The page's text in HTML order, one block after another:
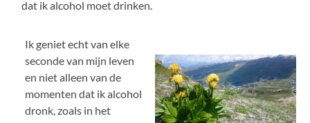
dat ik alcohol moet drinken.
Ik geniet echt van elke
seconde van mijn leven
en niet alleen van de
momenten dat ik alcohol
dronk, zoals in het